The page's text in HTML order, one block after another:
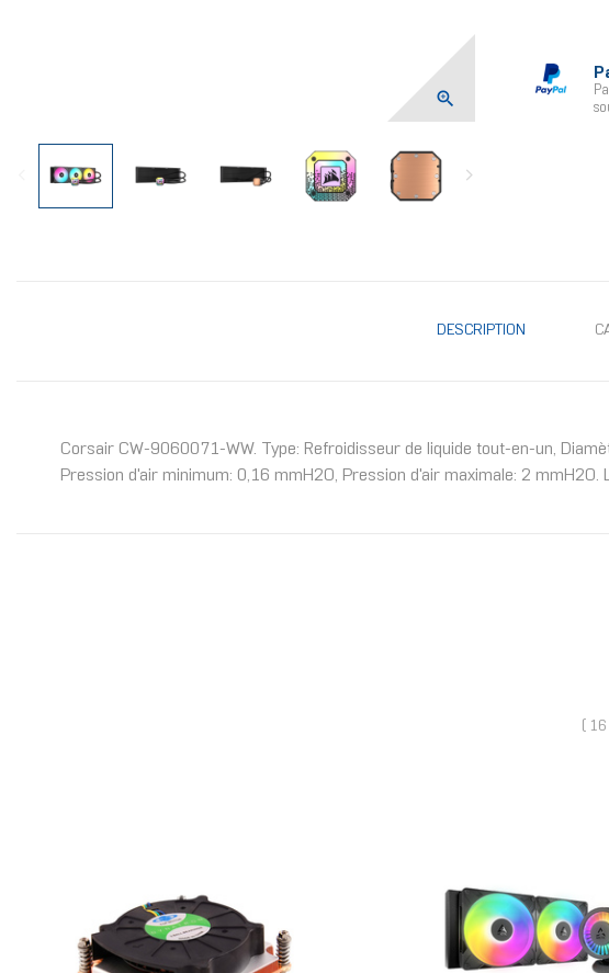

DESCRIPTION
Corsair CW-9060071-WW. Type: Refroidisseur de liquide tout-en-un,
Pression d'air minimum: 0,16 mmH2O, Pression d'air maximale: 2
(